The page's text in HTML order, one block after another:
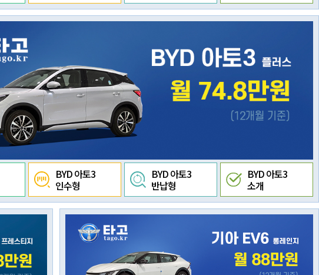
BYD 아토3
인수형
BYD 아토3
반납형
BYD 아토3
소개